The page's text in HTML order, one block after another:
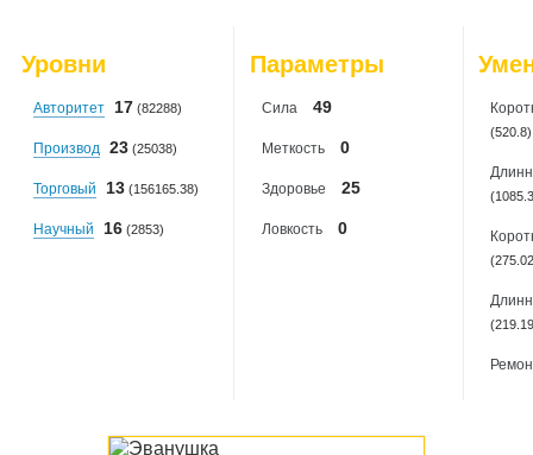
2026-08-06
Уровни
Авторитет 17 (82288)
Производ 23 (25038)
Торговый 13 (156165.38)
Научный 16 (2853)
Параметры
Сила 49
Меткость 0
Здоровье 25
Ловкость 0
(520.8)